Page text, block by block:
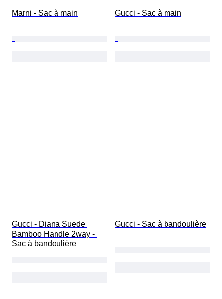
Marni - Sac à main Gucci - Sac à main
Gucci - Diana Suede
Bamboo Handle 2way -
Sac à bandoulière
Gucci - Sac à bandoulière